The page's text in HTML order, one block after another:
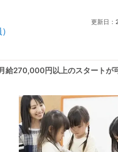
更新日：
給270,000円以上のスタートが